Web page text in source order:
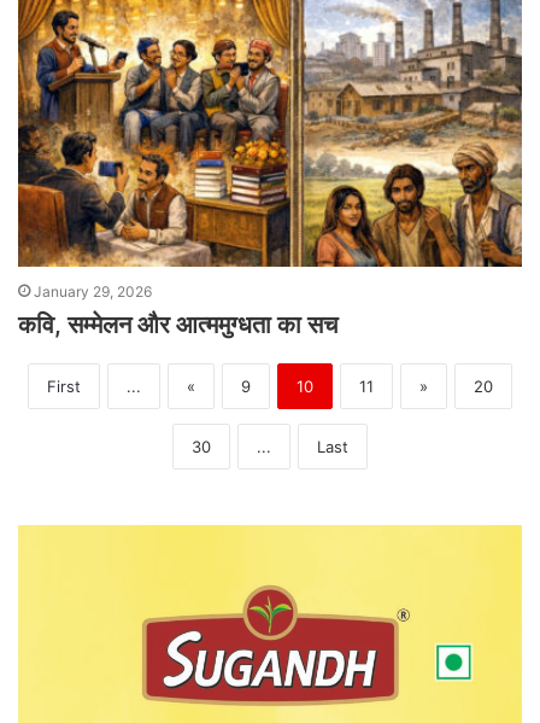
January 29, 2026
कवि, सम्मेलन और आत्ममुग्धता का सच
First ... « 9 10 11 » 20
30 ... Last